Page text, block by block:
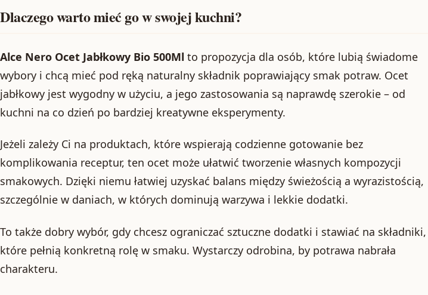
Dlaczego warto mieć go w swojej kuchni?
Alce Nero Ocet Jabłkowy Bio 500Ml to propozycja dla osób, które lubią świadome
wybory i chcą mieć pod ręką naturalny składnik poprawiający smak potraw. Ocet
jabłkowy jest wygodny w użyciu, a jego zastosowania są naprawdę szerokie – od
kuchni na co dzień po bardziej kreatywne eksperymenty.
Jeżeli zależy Ci na produktach, które wspierają codzienne gotowanie bez
komplikowania receptur, ten ocet może ułatwić tworzenie własnych kompozycji
smakowych. Dzięki niemu łatwiej uzyskać balans między świeżością a wyrazistością,
szczególnie w daniach, w których dominują warzywa i lekkie dodatki.
To także dobry wybór, gdy chcesz ograniczać sztuczne dodatki i stawiać na składniki,
które pełnią konkretną rolę w smaku. Wystarczy odrobina, by potrawa nabrała
charakteru.